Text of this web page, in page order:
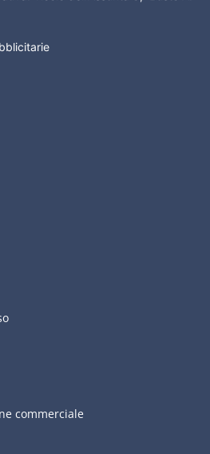
commerciale